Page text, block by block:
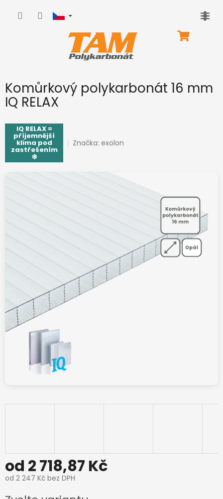
NÁKUPNÍ
Komůrkový polykarbonát 16 mm
IQ RELAX
IQ RELAX =
příjemnější
klima pod
zastřešením
❄️
Značka: exolon
od 2 718,87 Kč
od 2 247 Kč bez DPH